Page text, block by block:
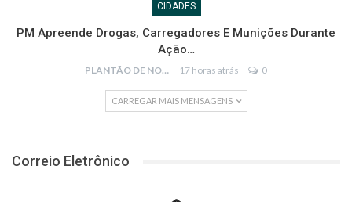
CIDADES
PM Apreende Drogas, Carregadores E Munições Durante
Ação…
PLANTÃO DE NOTÍCIAS 17 horas atrás 0
CARREGAR MAIS MENSAGENS
Correio Eletrônico